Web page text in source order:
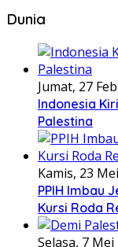
Dunia
Jumat, 27
Indonesia
Palestina
Kamis, 23
PPIH Imbau
Kursi Roda
Selasa, 7 Mei